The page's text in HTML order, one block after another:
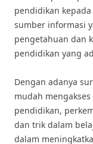
pendidikan
sumber informasi
pengetahuan dan
pendidikan yang
Dengan adanya
mudah
pendidikan,
dan trik dalam
dalam